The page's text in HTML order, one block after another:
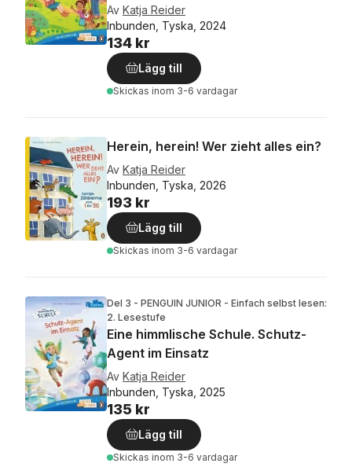
Av Katja Reider
Inbunden, Tyska, 2024
134 kr
Lägg till
Skickas inom 3-6 vardagar
Herein, herein! Wer zieht alles ein?
Av Katja Reider
Inbunden, Tyska, 2026
193 kr
Lägg till
Skickas inom 3-6 vardagar
Del 3 - PENGUIN JUNIOR - Einfach selbst lesen:
2. Lesestufe
Eine himmlische Schule. Schutz-
Agent im Einsatz
Av Katja Reider
Inbunden, Tyska, 2025
135 kr
Lägg till
Skickas inom 3-6 vardagar